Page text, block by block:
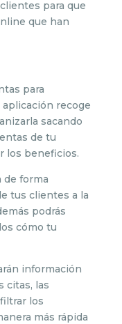
para que
que han
para
recoge
sacando
de tu
los beneficios.
de forma
tus clientes a la
podrás
cómo tu
información
citas, las
los
más rápida